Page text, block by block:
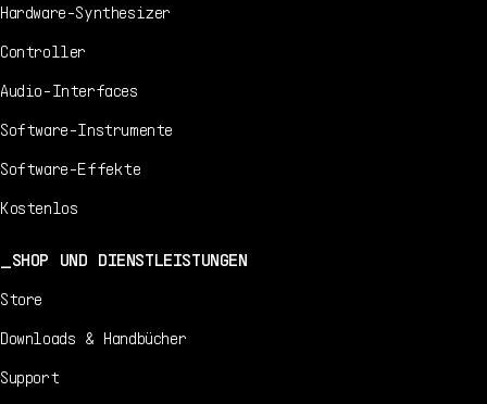
Hardware-Synthesizer
Controller
Audio-Interfaces
Software-Instrumente
Software-Effekte
Kostenlos
SHOP UND DIENSTLEISTUNGEN
Store
Downloads & Handbücher
Support